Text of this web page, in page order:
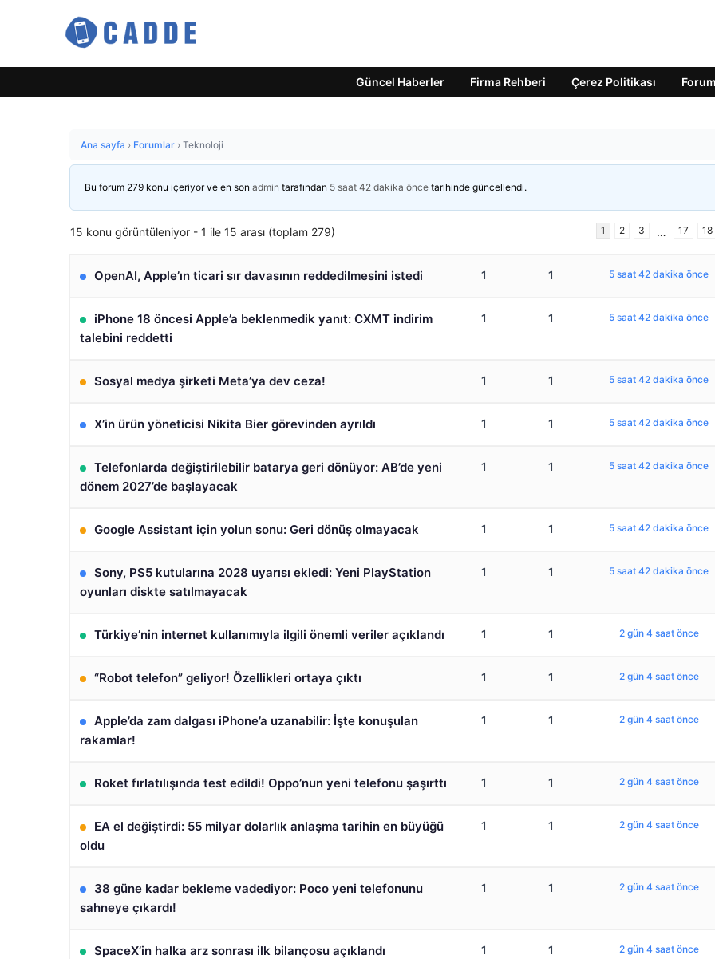
Güncel Haberler Firma Rehberi Çerez Politikası Forum
Ana sayfa › Forumlar › Teknoloji
Bu forum 279 konu içeriyor ve en son admin tarafından 5 saat 42 dakika önce tarihinde güncellendi.
15 konu görüntüleniyor - 1 ile 15 arası (toplam 279) 1 2 3 … 17 18
OpenAI, Apple’ın ticari sır davasının reddedilmesini istedi 1 1 5 saat 42 dakika önce
iPhone 18 öncesi Apple’a beklenmedik yanıt: CXMT indirim
talebini reddetti
1 1 5 saat 42 dakika önce
Sosyal medya şirketi Meta’ya dev ceza! 1 1 5 saat 42 dakika önce
X’in ürün yöneticisi Nikita Bier görevinden ayrıldı 1 1 5 saat 42 dakika önce
Telefonlarda değiştirilebilir batarya geri dönüyor: AB’de yeni
dönem 2027’de başlayacak
1 1 5 saat 42 dakika önce
Google Assistant için yolun sonu: Geri dönüş olmayacak 1 1 5 saat 42 dakika önce
Sony, PS5 kutularına 2028 uyarısı ekledi: Yeni PlayStation
oyunları diskte satılmayacak
1 1 5 saat 42 dakika önce
Türkiye’nin internet kullanımıyla ilgili önemli veriler açıklandı 1 1 2 gün 4 saat önce
“Robot telefon” geliyor! Özellikleri ortaya çıktı 1 1 2 gün 4 saat önce
Apple’da zam dalgası iPhone’a uzanabilir: İşte konuşulan
rakamlar!
1 1 2 gün 4 saat önce
Roket fırlatılışında test edildi! Oppo’nun yeni telefonu şaşırttı 1 1 2 gün 4 saat önce
EA el değiştirdi: 55 milyar dolarlık anlaşma tarihin en büyüğü
oldu
1 1 2 gün 4 saat önce
38 güne kadar bekleme vadediyor: Poco yeni telefonunu
sahneye çıkardı!
1 1 2 gün 4 saat önce
SpaceX’in halka arz sonrası ilk bilançosu açıklandı 1 1 2 gün 4 saat önce